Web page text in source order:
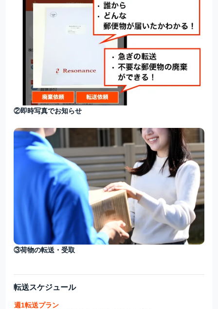
②即時写真でお知らせ
③荷物の転送・受取
転送スケジュール
週1転送プラン